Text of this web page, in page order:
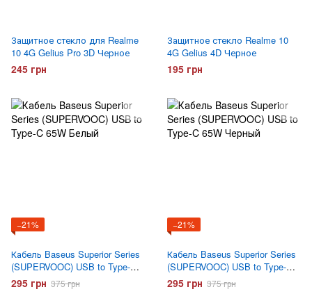
Защитное стекло для Realme
10 4G Gelius Pro 3D Черное
245 грн
Защитное стекло Realme 10
4G Gelius 4D Черное
195 грн
−21%
Кабель Baseus Superior Series
(SUPERVOOC) USB to Type-C
65W Белый
295 грн 375 грн
−21%
Кабель Baseus Superior Series
(SUPERVOOC) USB to Type-C
65W Черный
295 грн 375 грн